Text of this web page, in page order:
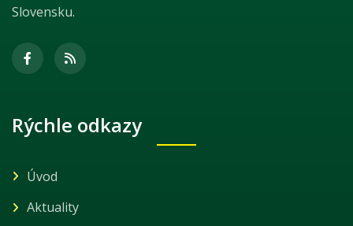
Slovensku.
Rýchle odkazy
Úvod
Aktuality